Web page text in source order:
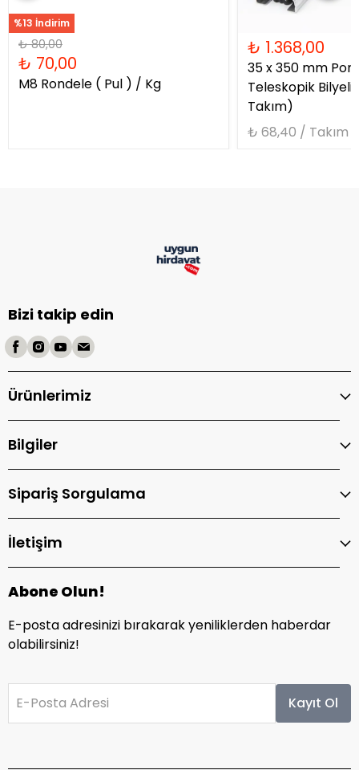
%13 İndirim
₺ 80,00
₺ 70,00
M8 Rondele ( Pul ) / Kg
₺ 1.368,00
35 x 350 mm
Teleskopik Bilyeli
Takım)
₺ 68,40 / Takım
Bizi takip edin
Ürünlerimiz
Bilgiler
Sipariş Sorgulama
İletişim
Abone Olun!
E-posta adresinizi bırakarak yeniliklerden haberdar
olabilirsiniz!
E-Posta Adresi Kayıt Ol